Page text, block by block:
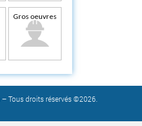
Gros oeuvres
– Tous droits réservés ©2026.